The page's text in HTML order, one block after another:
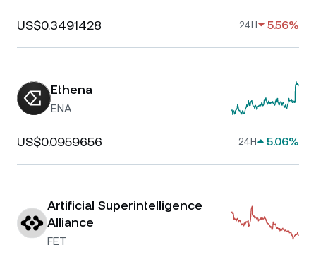
US$0.3491428 24H 5.56%
Ethena
ENA
US$0.0959656 24H 5.06%
Artificial Superintelligence
Alliance
FET